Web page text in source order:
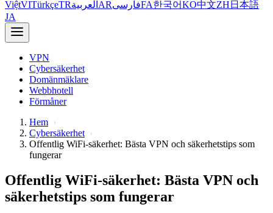
ViệtVITürkçeTRالعربية ARفارسیFA한국어KO中文ZH 日本語
JA
VPN
Cybersäkerhet
Domänmäklare
Webbhotell
Förmåner
Hem
Cybersäkerhet
Offentlig WiFi-säkerhet: Bästa VPN och säkerhetstips som
fungerar
Offentlig WiFi-säkerhet: Bästa VPN och
säkerhetstips som fungerar